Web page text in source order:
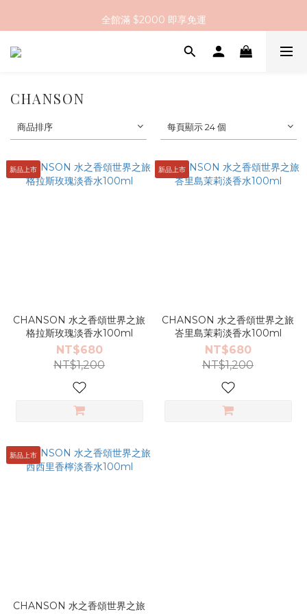
全館滿 $2000 即享免運
全館滿 $2000 即享免運
CHANSON
商品排序 每頁顯示 24 個
新品上市
CHANSON 水之香頌世界之旅
格拉斯玫瑰淡香水100ml
NT$680
NT$1,200
新品上市
CHANSON 水之香頌世界之旅
峇里島茉莉淡香水100ml
NT$680
NT$1,200
新品上市
CHANSON 水之香頌世界之旅